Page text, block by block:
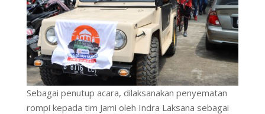
Sebagai penutup acara, dilaksanakan penyematan
rompi kepada tim Jami oleh Indra Laksana sebagai